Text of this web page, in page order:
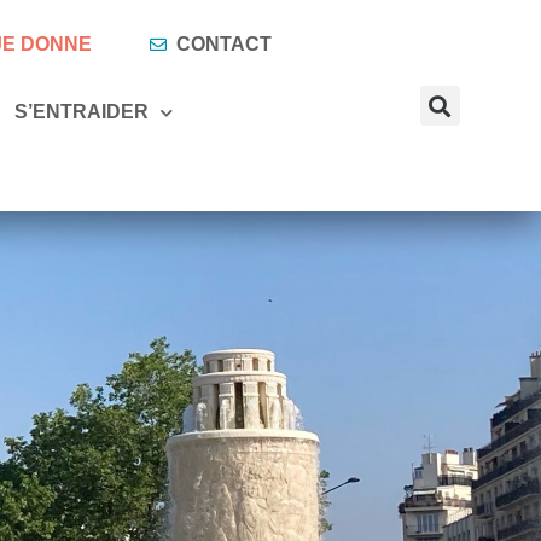
DONNE CONTACT
S’ENTRAIDER